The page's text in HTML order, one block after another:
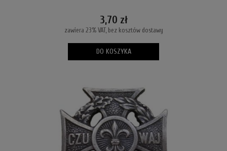
3,70 zł
zawiera 23% VAT, bez kosztów dostawy
DO KOSZYKA